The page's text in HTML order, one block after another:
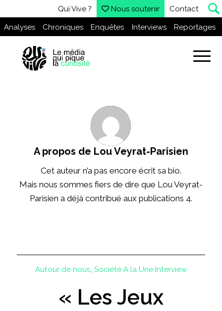
Qui Vive ? Nous soutenir Contact
Analyses Chroniques Enquêtes Interviews Reportages
A propos de Lou Veyrat-Parisien
Cet auteur n’a pas encore écrit sa bio.
Mais nous sommes fiers de dire que Lou Veyrat-
Parisien a déjà contribué aux publications 4.
Autour de nous, Société A la Une Interview
« Les Jeux